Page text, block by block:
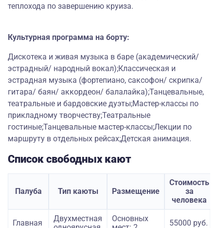
теплохода по завершению круиза.
Культурная программа на борту:
Дискотека и живая музыка в баре (академический/
эстрадный/ народный вокал);Классическая и
эстрадная музыка (фортепиано, саксофон/ скрипка/
гитара/ баян/ аккордеон/ балалайка);Танцевальные,
театральные и бардовские дуэты;Мастер-классы по
прикладному творчеству;Театральные
гостиные;Танцевальные мастер-классы;Лекции по
маршруту в отдельных рейсах;Детская анимация.
Список свободных кают
Палуба Тип каюты Размещение
Стоимость
за
человека
Главная
Двухместная
Основных
55000 руб.